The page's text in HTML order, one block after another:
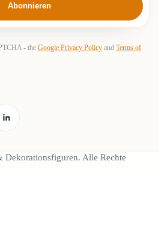
Abonnieren
- the Google Privacy Policy and Terms of
Dekorationsfiguren. Alle Rechte